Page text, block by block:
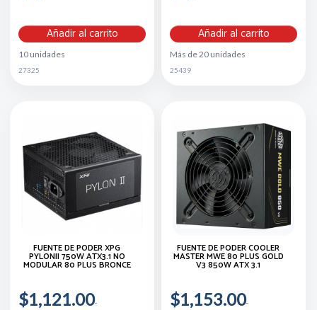
Añadir al carrito
10 unidades
27325
Añadir al carrito
Más de 20 unidades
25439
FUENTE DE PODER XPG
PYLONII 750W ATX3.1 NO
MODULAR 80 PLUS BRONCE
$1,121.00
FUENTE DE PODER COOLER
MASTER MWE 80 PLUS GOLD
V3 850W ATX 3.1
$1,153.00